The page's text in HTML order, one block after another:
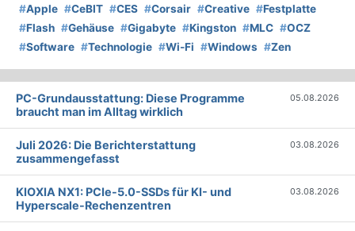
#Apple #CeBIT #CES #Corsair #Creative #Festplatte
#Flash #Gehäuse #Gigabyte #Kingston #MLC #OCZ
#Software #Technologie #Wi-Fi #Windows #Zen
PC-Grundausstattung: Diese Programme
braucht man im Alltag wirklich
05.08.2026
Juli 2026: Die Bericht­erstattung
zusammengefasst
03.08.2026
KIOXIA NX1: PCIe-5.0-SSDs für KI- und
Hyperscale-Rechenzentren
03.08.2026